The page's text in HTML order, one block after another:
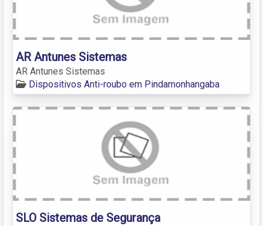
AR Antunes Sistemas
AR Antunes Sistemas
Dispositivos Anti-roubo em Pindamonhangaba
SLO Sistemas de Segurança